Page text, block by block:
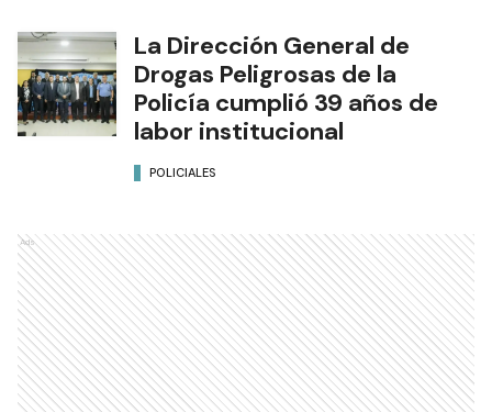
La Dirección General de
Drogas Peligrosas de la
Policía cumplió 39 años de
labor institucional
POLICIALES
Ads